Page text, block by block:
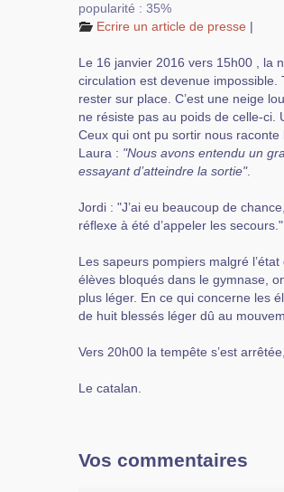
popularité : 35%
Ecrire un article de presse |
Le 16 janvier 2016 vers 15h00 , la
circulation est devenue
rester sur place. C’est une neige
ne résiste pas au poids de celle-ci.
Ceux qui ont pu sortir nous raconte
Laura : "Nous avons entendu un
essayant d’atteindre la sortie".
Jordi : "J’ai eu beaucoup de
réflexe à été d’appeler les secours."
Les sapeurs pompiers malgré
élèves bloqués dans le gymnase,
plus léger. En ce qui concerne les
de huit blessés léger dû au
Vers 20h00 la tempête s’est
Le catalan.
Vos commentaires